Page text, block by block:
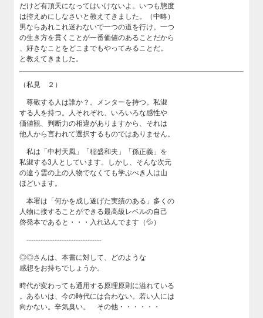
だけど有頂天になってはいけないよ。いつも態度
は控えめにしなさいと教えてきました。（中略）
男ならあれこれ迷わないで一つの道を行け。一つ
の生き方を貫くことが一番価値のあることだから
、好きなことをどこまでもやってみることだ。
と教えてきました。
（私見 ２）
尊敬する人は誰か？。メンターを持つ。私淑
する人を持つ。人それぞれ、いろいろな感性や
価値観、判断力の相違がありますから、それは
他人から言われて選択するものではありません。
私は「中村天風」「稲盛和夫」「孫正義」を
私淑する3人としています。しかし、そんな次元
の違う雲の上の人物でなくても学ぶべき人は山
ほどいます。
本署は「何かを成し遂げた実績のある」多くの
人物に接することができる最高級レベルの自己
啓発本であると・・・入れ込んでます（💦）
--------------------------------
◎◎さんは、本書に対して、どのような
感想をお持ちでしょうか。
時代が変わっても通用する原理原則に溢れている
。あるいは、今の時代には合わない。若い人には
向かない。辛気臭い。 その他・・・・・・